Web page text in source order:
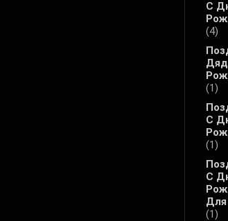
С
(4)
(1)
С
(1)
С
Для
(1)